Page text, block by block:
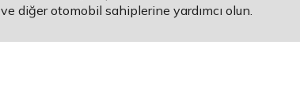
diğer otomobil sahiplerine yardımcı olun.